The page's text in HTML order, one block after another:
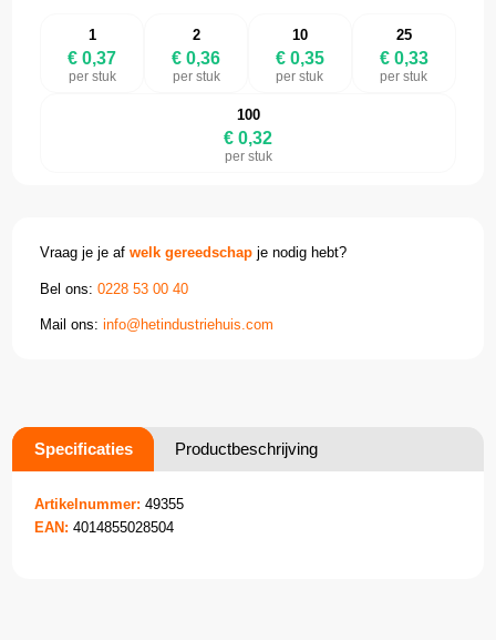
1
€ 0,37
per stuk
2
€ 0,36
per stuk
10
€ 0,35
per stuk
25
€ 0,33
per stuk
100
€ 0,32
per stuk
Vraag je je afwelk gereedschap je nodig hebt?
Bel ons:0228 53 00 40
Mail ons:info@hetindustriehuis.com
Specificaties Productbeschrijving
Artikelnummer: 49355
EAN: 4014855028504